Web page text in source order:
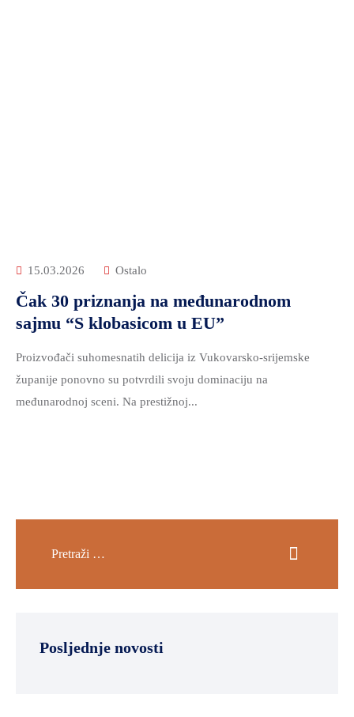
15.03.2026 Ostalo
Čak 30 priznanja na međunarodnom
sajmu “S klobasicom u EU”
Proizvođači suhomesnatih delicija iz Vukovarsko-srijemske
županije ponovno su potvrdili svoju dominaciju na
međunarodnoj sceni. Na prestižnoj...
Posljednje novosti